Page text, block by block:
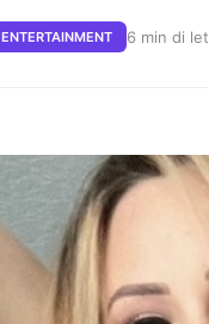
ENTERTAINMENT 6 min di